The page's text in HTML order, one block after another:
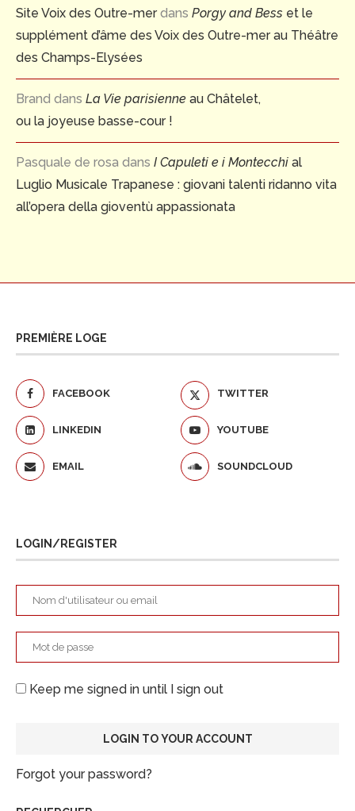
Site Voix des Outre-merdans Porgy and Bess et le
supplément d’âme des Voix des Outre-mer au Théâtre
des Champs-Elysées
Brand dans La Vie parisienne au Châtelet,
ou la joyeuse basse-cour !
Pasquale de rosa dans I Capuleti e i Montecchi al
Luglio Musicale Trapanese : giovani talenti ridanno vita
all’opera della gioventù appassionata
PREMIÈRE LOGE
FACEBOOK TWITTER
LINKEDIN YOUTUBE
EMAIL SOUNDCLOUD
LOGIN/REGISTER
Keep me signed in until I sign out
Forgot your password?